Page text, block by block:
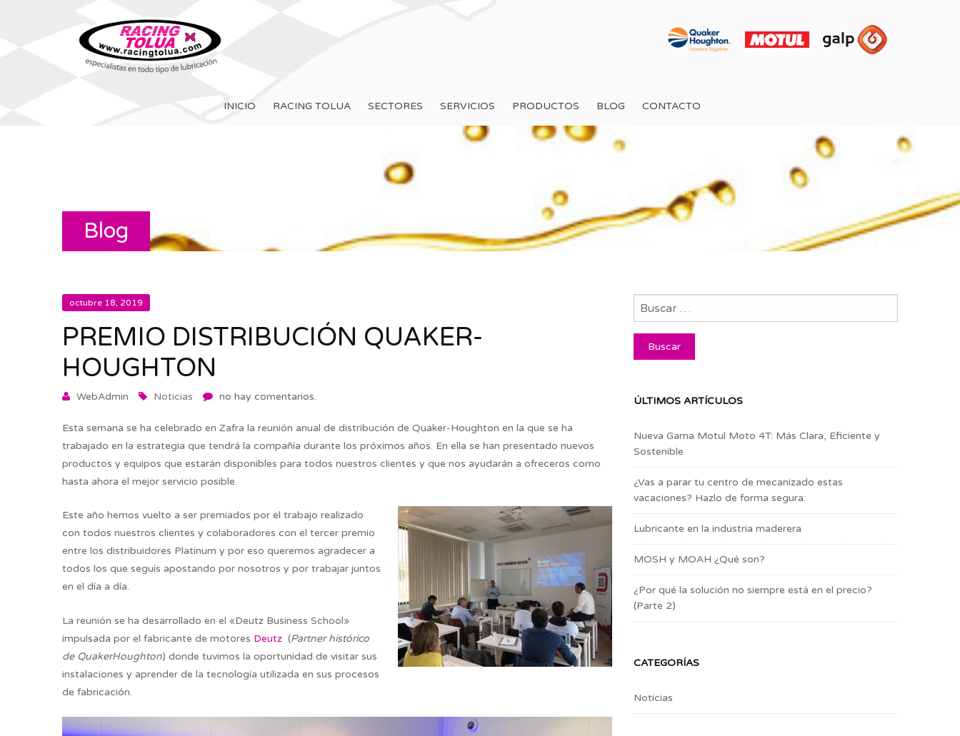
INICIO RACING TOLUA SECTORES SERVICIOS PRODUCTOS BLOG CONTACTO
Blog
octubre 18, 2019
PREMIO DISTRIBUCIÓN QUAKER-
HOUGHTON
WebAdmin Noticias no hay comentarios.
Esta semana se ha celebrado en Zafra la reunión anual de distribución de Quaker-Houghton en la que se ha
trabajado en la estrategia que tendrá la compañía durante los próximos años. En ella se han presentado nuevos
productos y equipos que estarán disponibles para todos nuestros clientes y que nos ayudarán a ofreceros como
hasta ahora el mejor servicio posible.
Este año hemos vuelto a ser premiados por el trabajo realizado
con todos nuestros clientes y colaboradores con el tercer premio
entre los distribuidores Platinum y por eso queremos agradecer a
todos los que seguís apostando por nosotros y por trabajar juntos
en el día a día.
La reunión se ha desarrollado en el «Deutz Business School»
impulsada por el fabricante de motores Deutz (Partner histórico
de QuakerHoughton) donde tuvimos la oportunidad de visitar sus
instalaciones y aprender de la tecnología utilizada en sus procesos
de fabricación.
ÚLTIMOS ARTÍCULOS
Nueva Gama Motul Moto 4T: Más Clara, Eficiente y
Sostenible
¿Vas a parar tu centro de mecanizado estas
vacaciones? Hazlo de forma segura:
Lubricante en la industria maderera
MOSH y MOAH ¿Qué son?
¿Por qué la solución no siempre está en el precio?
(Parte 2)
CATEGORÍAS
Noticias